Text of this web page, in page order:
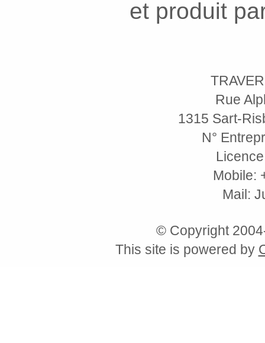
et produit
Rue
1315 Sart-
N°
Mobile:
Mail:
© Copyright
This site is powered by